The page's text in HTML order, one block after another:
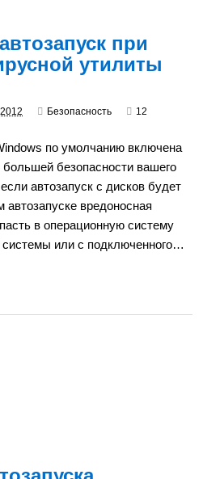
при
утилиты
Безопасность
12
по умолчанию включена
безопасности вашего
автозапуск с дисков будет
вредоносная
в операционную систему
системы или с подключенного…